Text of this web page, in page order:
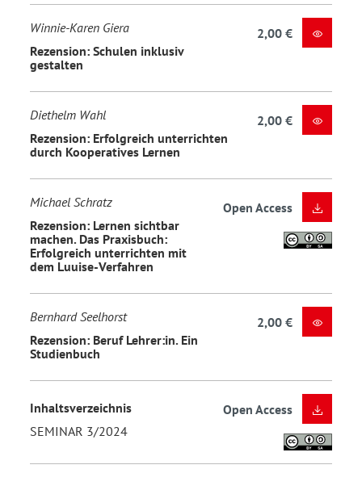
Winnie-Karen Giera
Rezension: Schulen inklusiv
gestalten
2,00 €
Diethelm Wahl
Rezension: Erfolgreich unterrichten
durch Kooperatives Lernen
2,00 €
Michael Schratz
Rezension: Lernen sichtbar
machen. Das Praxisbuch:
Erfolgreich unterrichten mit
dem Luuise-Verfahren
Open Access
Bernhard Seelhorst
Rezension: Beruf Lehrer:in. Ein
Studienbuch
2,00 €
Inhaltsverzeichnis
SEMINAR 3/2024
Open Access